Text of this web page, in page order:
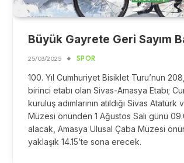
Büyük Gayrete Geri Sayım
25/03/2025 SPOR
100. Yıl Cumhuriyet Bisiklet Turu’nun
birinci etabı olan Sivas-Amasya Etabı;
kuruluş adımlarının atıldığı Sivas Atatürk
Müzesi önünden 1 Ağustos Salı günü
alacak, Amasya Ulusal Çaba Müzesi
yaklaşık 14.15’te sona erecek.